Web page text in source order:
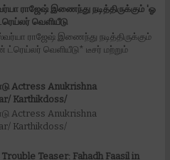
ராஜேஷ் இணைந்து நடித்திருக்கும் 'ஓ
வெளியீடு
ராஜேஷ் இணைந்து நடித்திருக்கும்
ட்ரெய்லர் வெளியீடு* டீசர் மற்றும்
Actress Anukrishna
Karthikdoss/
Actress Anukrishna
Karthikdoss/
Teaser: Fahadh Faasil in